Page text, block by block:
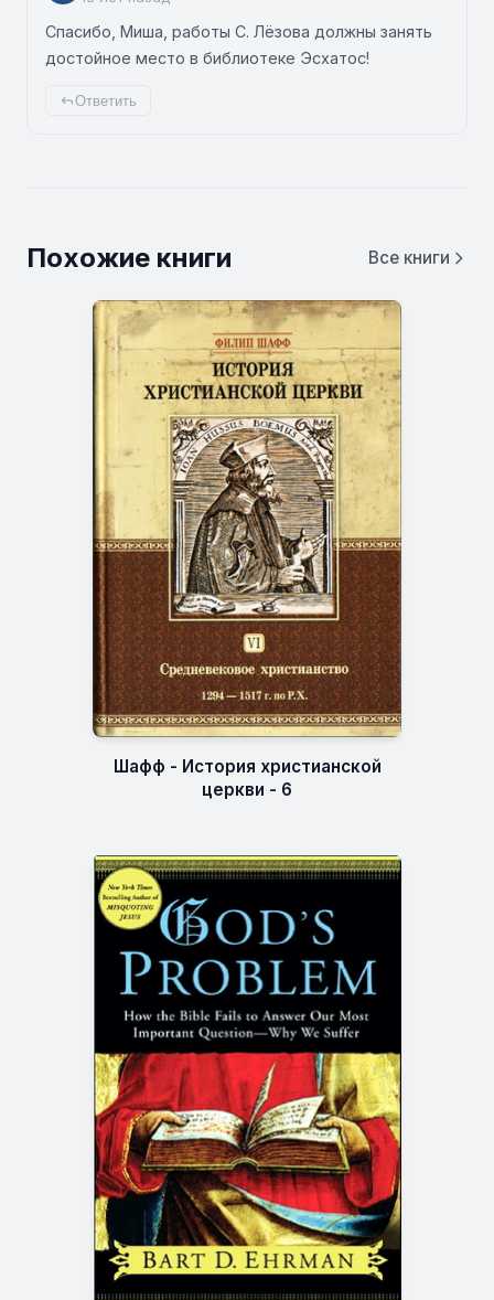
Спасибо, Миша, работы С. Лёзова должны занять
достойное место в библиотеке Эсхатос!
Ответить
Похожие книги Все книги
Шафф - История христианской
церкви - 6